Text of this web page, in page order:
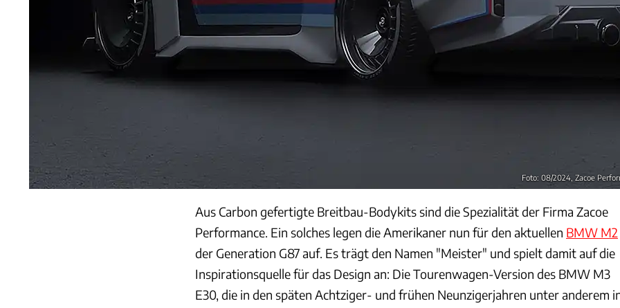
Foto: 08/2024, Zacoe
Aus Carbon gefertigte Breitbau-Bodykits sind die Spezialität der Firma Zacoe
Performance. Ein solches legen die Amerikaner nun für den aktuellen BMW M2
der Generation G87 auf. Es trägt den Namen "Meister" und spielt damit auf die
Inspirationsquelle für das Design an: Die Tourenwagen-Version des BMW M3
E30, die in den späten Achtziger- und frühen Neunzigerjahren unter anderem